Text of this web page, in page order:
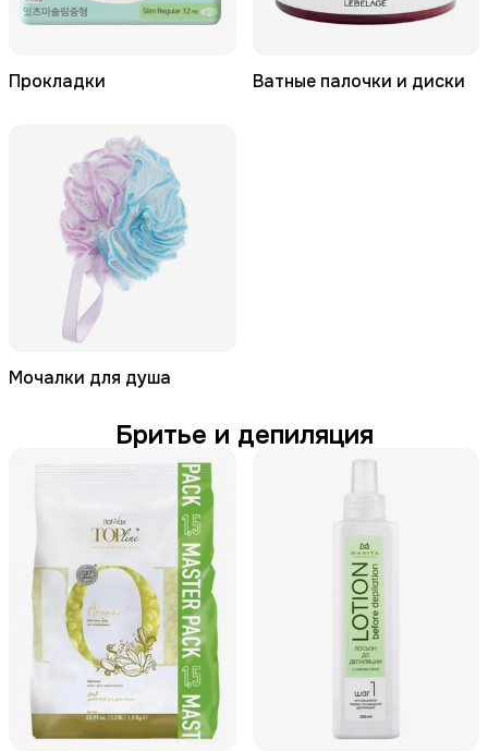
Прокладки Ватные палочки и диски
Мочалки для душа
Бритье и депиляция